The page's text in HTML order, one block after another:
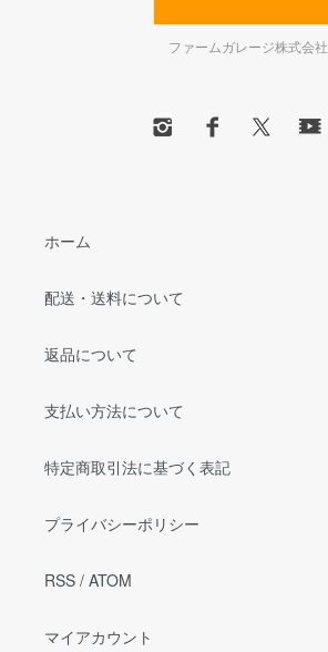
ファームガレージ株式会社
ホーム
配送・送料について
返品について
支払い方法について
特定商取引法に基づく表記
プライバシーポリシー
RSS / ATOM
マイアカウント